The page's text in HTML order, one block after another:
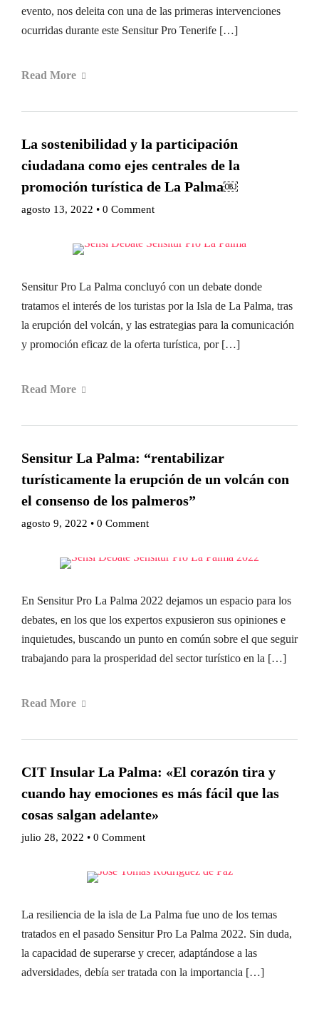
evento, nos deleita con una de las primeras intervenciones
ocurridas durante este Sensitur Pro Tenerife […]
Read More
La sostenibilidad y la participación
ciudadana como ejes centrales de la
promoción turística de La Palma￼
agosto 13, 2022 • 0 Comment
Sensitur Pro La Palma concluyó con un debate donde
tratamos el interés de los turistas por la Isla de La Palma, tras
la erupción del volcán, y las estrategias para la comunicación
y promoción eficaz de la oferta turística, por […]
Read More
Sensitur La Palma: “rentabilizar
turísticamente la erupción de un volcán con
el consenso de los palmeros”
agosto 9, 2022 • 0 Comment
En Sensitur Pro La Palma 2022 dejamos un espacio para los
debates, en los que los expertos expusieron sus opiniones e
inquietudes, buscando un punto en común sobre el que seguir
trabajando para la prosperidad del sector turístico en la […]
Read More
CIT Insular La Palma: «El corazón tira y
cuando hay emociones es más fácil que las
cosas salgan adelante»
julio 28, 2022 • 0 Comment
La resiliencia de la isla de La Palma fue uno de los temas
tratados en el pasado Sensitur Pro La Palma 2022. Sin duda,
la capacidad de superarse y crecer, adaptándose a las
adversidades, debía ser tratada con la importancia […]